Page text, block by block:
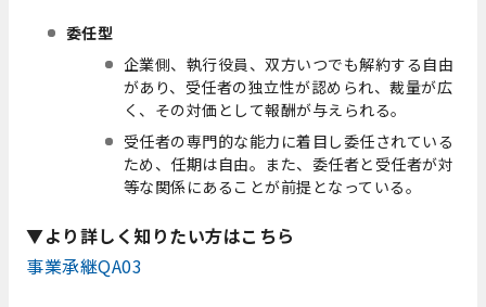
委任型
企業側、執行役員、双方いつでも解約する自由
があり、受任者の独立性が認められ、裁量が広
く、その対価として報酬が与えられる。
受任者の専門的な能力に着目し委任されている
ため、任期は自由。また、委任者と受任者が対
等な関係にあることが前提となっている。
▼より詳しく知りたい方はこちら
事業承継QA03